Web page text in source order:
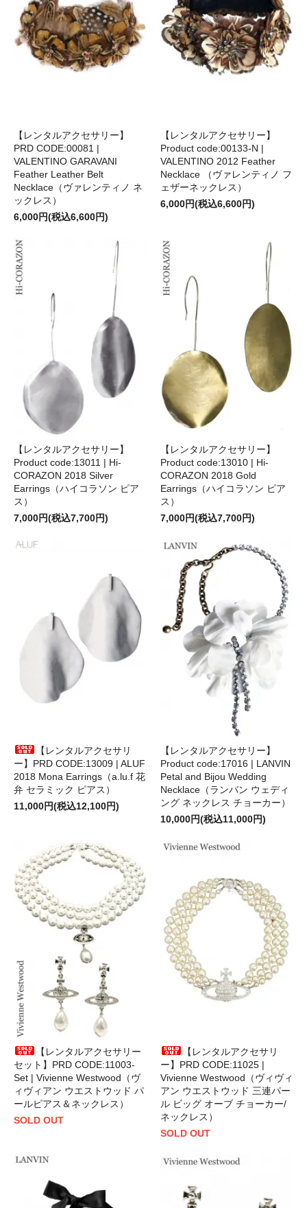
【レンタルアクセサリー】
PRD CODE:00081 |
VALENTINO GARAVANI
Feather Leather Belt
Necklace（ヴァレンティノ ネ
ックレス）
6,000円(税込6,600円)
【レンタルアクセサリー】
Product code:00133-N |
VALENTINO 2012 Feather
Necklace （ヴァレンティノ フ
ェザーネックレス）
6,000円(税込6,600円)
【レンタルアクセサリー】
Product code:13011 | Hi-
CORAZON 2018 Silver
Earrings（ハイコラソン ピア
ス）
7,000円(税込7,700円)
【レンタルアクセサリー】
Product code:13010 | Hi-
CORAZON 2018 Gold
Earrings（ハイコラソン ピア
ス）
7,000円(税込7,700円)
【レンタルアクセサリ
ー】PRD CODE:13009 | ALUF
2018 Mona Earrings（a.lu.f 花
弁 セラミック ピアス）
11,000円(税込12,100円)
【レンタルアクセサリー】
Product code:17016 | LANVIN
Petal and Bijou Wedding
Necklace（ランバン ウェディ
ング ネックレス チョーカー）
10,000円(税込11,000円)
【レンタルアクセサリー
セット】PRD CODE:11003-
Set | Vivienne Westwood（ヴ
ィヴィアン ウエストウッド パ
ールピアス＆ネックレス）
SOLD OUT
【レンタルアクセサリ
ー】PRD CODE:11025 |
Vivienne Westwood（ヴィヴィ
アン ウエストウッド 三連パー
ル ビッグ オーブ チョーカー/
ネックレス）
SOLD OUT